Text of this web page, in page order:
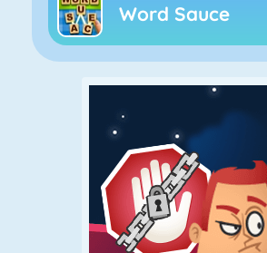
Word Sauce